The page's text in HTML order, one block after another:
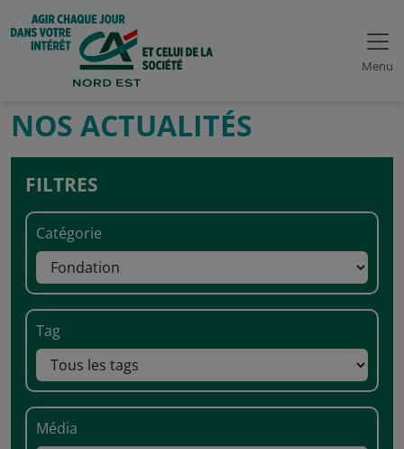
Menu
NOS ACTUALITÉS
FILTRES
Catégorie
Tag
Média